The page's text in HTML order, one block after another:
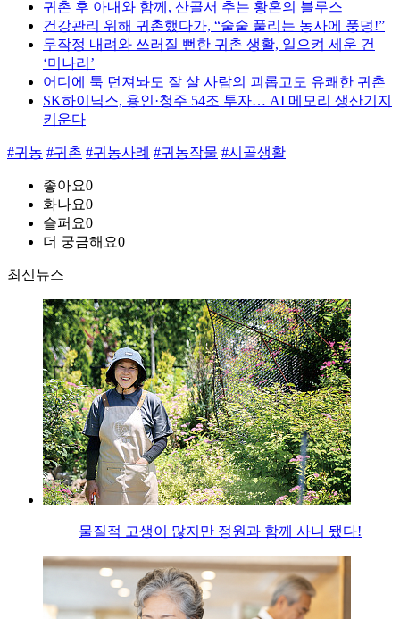
귀촌 후 아내와 함께, 산골서 추는 황혼의 블루스
건강관리 위해 귀촌했다가, “술술 풀리는 농사에 풍덩!”
무작정 내려와 쓰러질 뻔한 귀촌 생활, 일으켜 세운 건
‘미나리’
어디에 툭 던져놔도 잘 살 사람의 괴롭고도 유쾌한 귀촌
SK하이닉스, 용인·청주 54조 투자… AI 메모리 생산기지
키운다
#귀농 #귀촌 #귀농사례 #귀농작물 #시골생활
좋아요0
화나요0
슬퍼요0
더 궁금해요0
최신뉴스
물질적 고생이 많지만 정원과 함께 사니 됐다!